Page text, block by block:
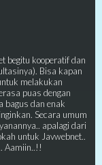
begitu kooperatif dan
Bisa kapan
melakukan
puas dengan
bagus dan enak
Secara umum
apalagi dari
untuk Javwebnet..
Aamiin..!!